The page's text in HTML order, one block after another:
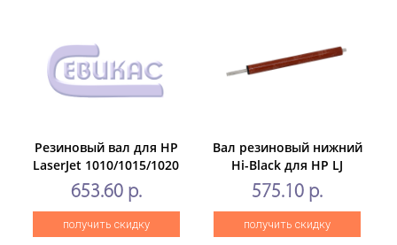
Резиновый вал для HP
LaserJet 1010/1015/1020
(CET),CET1121U
653.60 р.
получить скидку
Вал резиновый нижний
Hi-Black для HP LJ
1160/1320/P2015,soft
ribbon
575.10 р.
получить скидку